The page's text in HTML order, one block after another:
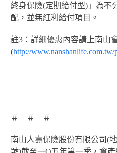
終身保險(定期給付型)」為不
配，並無紅利給付項目。
註3：詳細優惠內容請上南山
(http://
＃ ＃ ＃
南山人壽保險股份有限公司(